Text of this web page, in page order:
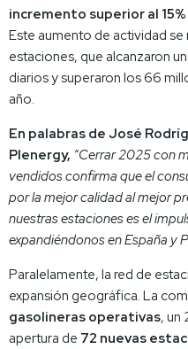
incremento superior al
Este aumento de actividad se
estaciones, que alcanzaron
diarios y superaron los 66
año.
En palabras de José
Plenergy, “Cerrar 2025 con
vendidos confirma que el
por la mejor calidad al mejor
nuestras estaciones es el
expandiéndonos en España y
Paralelamente, la red de
expansión geográfica. La
gasolineras operativas, un
apertura de 72 nuevas